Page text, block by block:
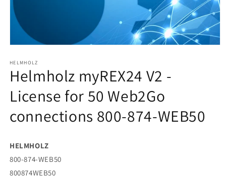
multimedia
1
en
ventana
modal
HELMHOLZ
Helmholz myREX24 V2 -
License for 50 Web2Go
connections 800-874-WEB50
HELMHOLZ
800-874-WEB50
800874WEB50